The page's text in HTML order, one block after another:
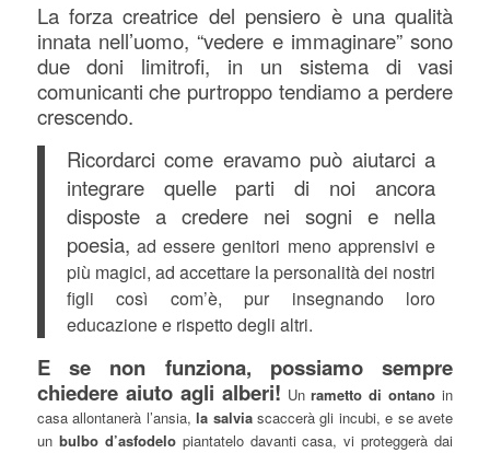
La forza creatrice del pensiero è una qualità
innata nell’uomo, “vedere e immaginare” sono
due doni limitrofi, in un sistema di vasi
comunicanti che purtroppo tendiamo a perdere
crescendo.
Ricordarci come eravamo può aiutarci a
integrare quelle parti di noi ancora
disposte a credere nei sogni e nella
poesia, ad essere genitori meno apprensivi e
più magici, ad accettare la personalità dei nostri
figli così com’è, pur insegnando loro
educazione e rispetto degli altri.
E se non funziona, possiamo sempre
chiedere aiuto agli alberi! Unrametto di ontano in
casa allontanerà l’ansia,la salviascaccerà gli incubi, e se avete
un bulbo d’asfodelopiantatelo davanti casa, vi proteggerà dai